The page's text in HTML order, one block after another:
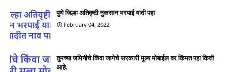
पुणे जिल्हा अतिवृष्टी नुकसान भरपाई यादी पहा
February 04, 2022
तुमच्या जमिनीचे किंवा जागेचे सरकारी मूल्य मोबाईल वर किंमत पहा किती
आहे.